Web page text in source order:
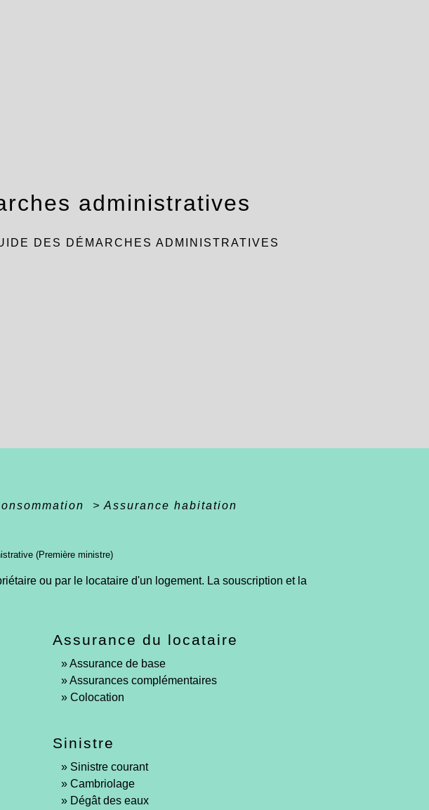
administratives
DES DÉMARCHES ADMINISTRATIVES
> Assurance habitation
(Première ministre)
ou par le locataire d'un logement. La souscription et la
Assurance du locataire
Assurance de base
Assurances complémentaires
Colocation
Sinistre
Sinistre courant
Cambriolage
Dégât des eaux